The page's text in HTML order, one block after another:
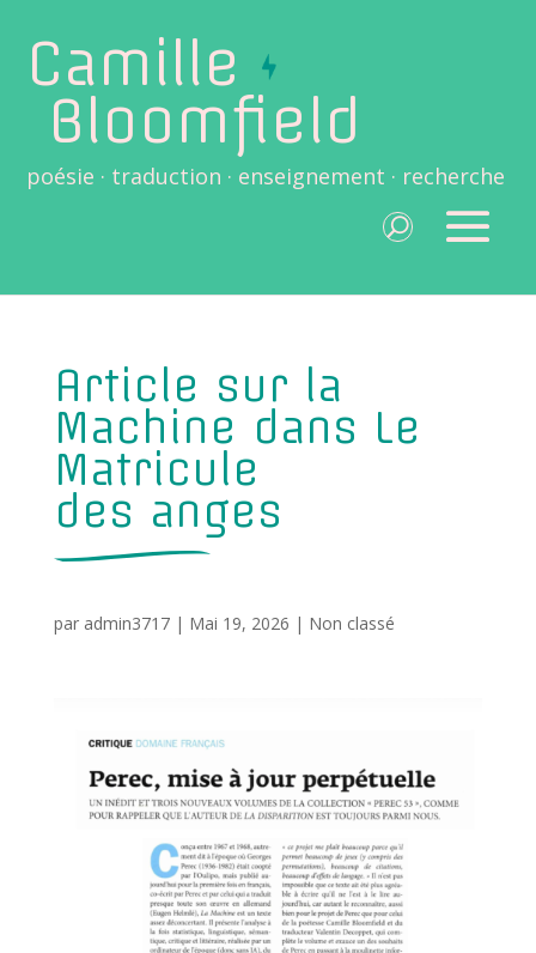
Camille
Bloomfield
poésie · traduction · enseignement · recherche
Article sur la
Machine dans Le
Matricule
des anges
par admin3717| Mai 19, 2026 | Non classé